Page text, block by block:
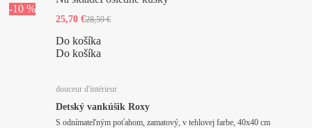
-10 %
25,70 €28,59 €
Do košíka
Do košíka
douceur d'intérieur
Detský vankúšik Roxy
S odnímateľným poťahom, zamatový, v tehlovej farbe, 40x40 cm